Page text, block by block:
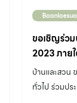
ให้ตอบสนอง
แรง 4 คน ที่จ
พื้นที่หน้าตึกแ
ให้ทั้งสวยและ
นำไปประยุก
แต่ละคนร่วม
ขอเชิญร่ว
2023 ภาย
ซ่อน”
บ้านและสวน
ทั่วไป ร่วมป